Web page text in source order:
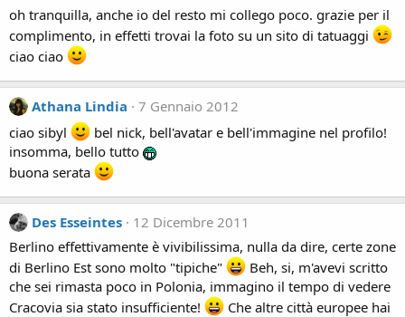
oh tranquilla, anche io del resto mi collego poco. grazie per il
complimento, in effetti trovai la foto su un sito di tatuaggi
ciao ciao
Athana Lindia
7 Gennaio 2012
ciao sibyl
bel nick, bell'avatar e bell'immagine nel profilo!
insomma, bello tutto
buona serata
Des Esseintes
12 Dicembre 2011
Berlino effettivamente è vivibilissima, nulla da dire, certe zone
di Berlino Est sono molto "tipiche"
Beh, si, m'avevi scritto
che sei rimasta poco in Polonia, immagino il tempo di vedere
Cracovia sia stato insufficiente!
Che altre città europee hai